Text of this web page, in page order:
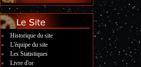
Historique du site
L'équipe du site
Les Statistiques
Livre d'or